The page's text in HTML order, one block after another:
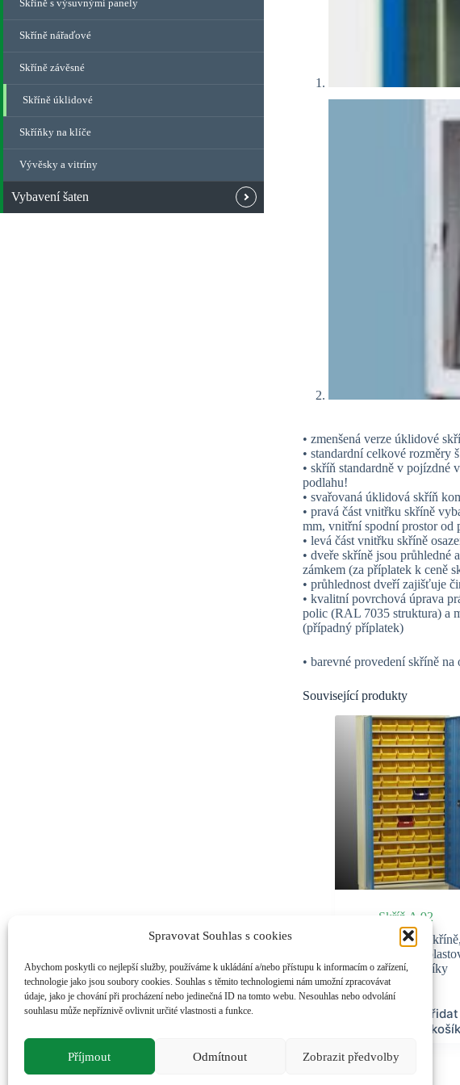
Spravovat Souhlas s cookies
Abychom poskytli co nejlepší služby, používáme k ukládání a/nebo přístupu k informacím o zařízení,
technologie jako jsou soubory cookies. Souhlas s těmito technologiemi nám umožní zpracovávat
údaje, jako je chování při procházení nebo jedinečná ID na tomto webu. Nesouhlas nebo odvolání
souhlasu může nepříznivě ovlivnit určité vlastnosti a funkce.
Příjmout Odmítnout Zobrazit předvolby
• zmenšená verze úklidové
• standardní celkové rozměry
• skříň standardně v pojízdné
podlahu!
• svařovaná úklidová skříň
• pravá část vnitřku skříně
mm, vnitřní spodní prostor od
• levá část vnitřku skříně
• dveře skříně jsou průhledné
zámkem (za příplatek k ceně
• průhlednost dveří zajišťuje
• kvalitní povrchová úprava
polic (RAL 7035 struktura) a
(případný příplatek)
• barevné provedení skříně
Související produkty
Skříň A 92
Kovové skříně,
Skříně na
zásobníky
Skříně s výsuvnými panely
Skříně nářaďové
Skříně závěsné
Skříně úklidové
Skříňky na klíče
Vývěsky a vitríny
Vybavení šaten